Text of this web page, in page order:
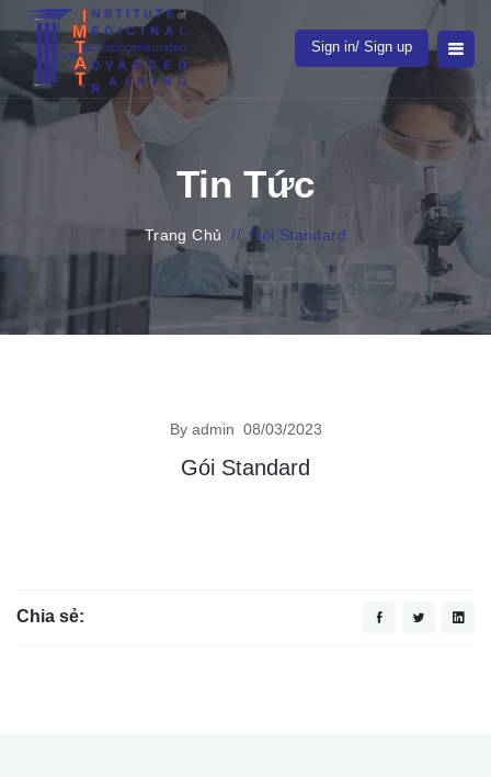
Sign in/ Sign up
Tin Tức
Trang Chủ // Gói Standard
By admin 08/03/2023
Gói Standard
Chia sẻ: